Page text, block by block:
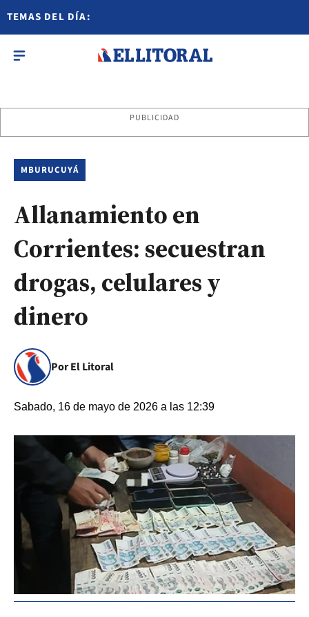
TEMAS DEL DÍA:
PUBLICIDAD
MBURUCUYÁ
Allanamiento en
Corrientes: secuestran
drogas, celulares y
dinero
Por El Litoral
Sabado, 16 de mayo de 2026 a las 12:39